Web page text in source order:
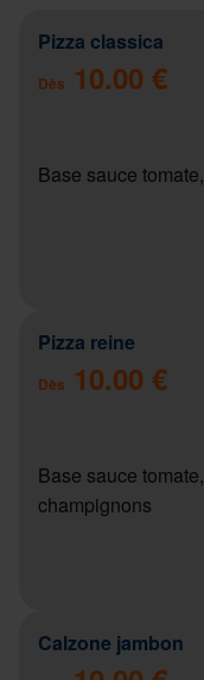
Pizza classica
Dès 10.00 €
Base sauce
Pizza reine
Dès 10.00 €
Base sauce
champignons
Calzone jambon